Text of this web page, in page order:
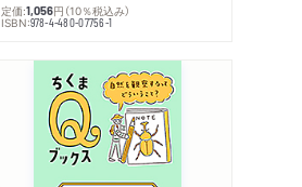
定価:1,056円 （10％税込み）
ISBN:978-4-480-07756-1